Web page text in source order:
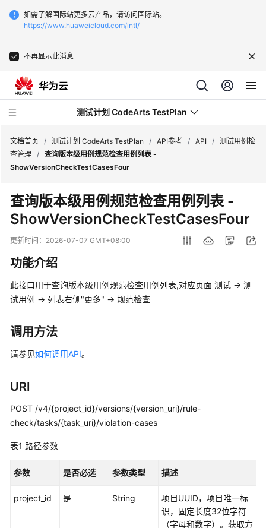
如需了解国际站更多云产品，请访问国际站。
https://www.huaweicloud.com/intl/
不再显示此消息
测试计划 CodeArts TestPlan
新
动
态
产
品
介
绍
费
说
明
速
入
用
指
文档首页 / 测试计划 CodeArts TestPlan / API参考 / API / 测试用例检
查管理 / 查询版本级用例规范检查用例列表 -
ShowVersionCheckTestCasesFour
查询版本级用例规范检查用例列表 -
ShowVersionCheckTestCasesFour
更新时间： 2026-07-07 GMT+08:00
功能介绍
此接口用于查询版本级用例规范检查用例列表,对应页面 测试 -> 测
试用例 -> 列表右侧"更多" -> 规范检查
调用方法
请参见如何调用API。
URI
POST /v4/{project_id}/versions/{version_uri}/rule-
check/tasks/{task_uri}/violation-cases
表1 路径参数
参数 是否必选 参数类型 描述
project_id 是 String
项目UUID，项目唯一标
识，固定长度32位字符
（字母和数字）。获取方